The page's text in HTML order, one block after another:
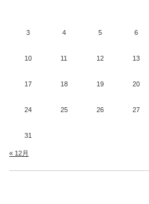
3 4 5 6
10 11 12 13
17 18 19 20
24 25 26 27
31
« 12月